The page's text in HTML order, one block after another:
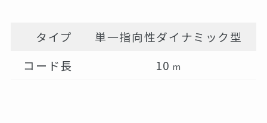
タイプ
単一指向性ダイナミック型
コード長
10 m